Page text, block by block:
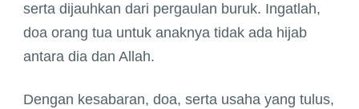
serta dijauhkan dari pergaulan buruk. Ingatlah,
doa orang tua untuk anaknya tidak ada hijab
antara dia dan Allah.
Dengan kesabaran, doa, serta usaha yang tulus,